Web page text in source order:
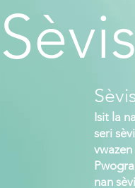
Isit la
seri
nan